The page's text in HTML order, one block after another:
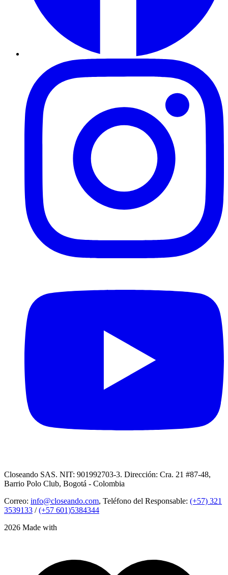
Closeando SAS. NIT: 901992703-3. Dirección: Cra. 21 #87-48,
Barrio Polo Club, Bogotá - Colombia
Correo: info@closeando.com, Teléfono del Responsable: (+57) 321
3539133 /(+57 601)5384344
2026 Made with